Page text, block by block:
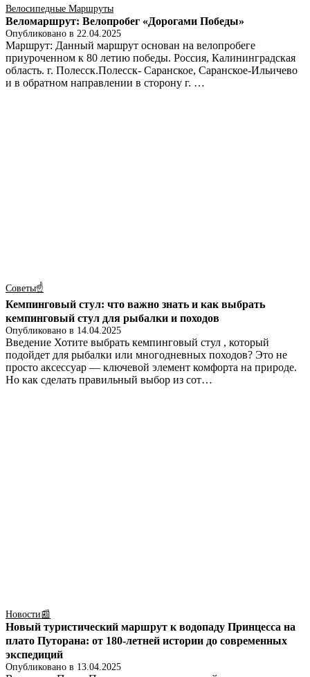
Велосипедные Маршруты
Веломаршрут: Велопробег «Дорогами Победы»
Опубликовано в 22.04.2025
Маршрут: Данный маршрут основан на велопробеге
приуроченном к 80 летию победы. Россия, Калининградская
область. г. Полесск.Полесск- Саранское, Саранское-Ильичево
и в обратном направлении в сторону г. …
Советы☝
Кемпинговый стул: что важно знать и как выбрать
кемпинговый стул для рыбалки и походов
Опубликовано в 14.04.2025
Введение Хотите выбрать кемпинговый стул , который
подойдет для рыбалки или многодневных походов? Это не
просто аксессуар — ключевой элемент комфорта на природе.
Но как сделать правильный выбор из сот…
Новости📰
Новый туристический маршрут к водопаду Принцесса на
плато Путорана: от 180-летней истории до современных
экспедиций
Опубликовано в 13.04.2025